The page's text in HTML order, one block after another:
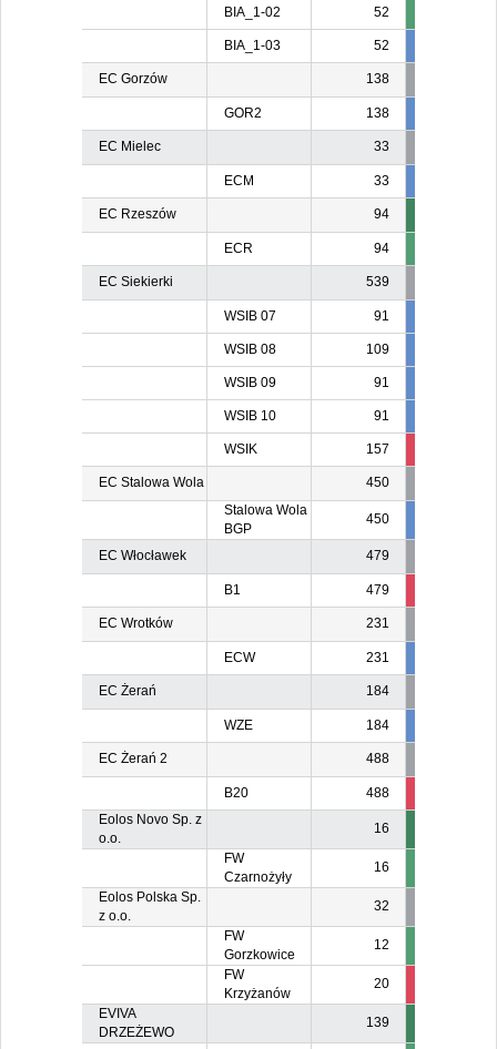
BIA_1-02 52
BIA_1-03 52
EC Gorzów 138
GOR2 138
EC Mielec 33
ECM 33
EC Rzeszów 94
ECR 94
EC Siekierki 539
WSIB 07 91
WSIB 08 109
WSIB 09 91
WSIB 10 91
WSIK 157
EC Stalowa Wola
450
Stalowa Wola
BGP
450
EC Włocławek 479
B1 479
EC Wrotków 231
ECW 231
EC Żerań 184
WZE 184
EC Żerań 2 488
B20 488
Eolos Novo Sp. z
o.o.
16
FW
Czarnożyły
16
Eolos Polska Sp.
z o.o.
32
FW
Gorzkowice
12
FW
Krzyżanów
20
EVIVA
DRZEŻEWO
139